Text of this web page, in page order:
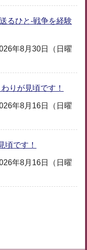
るひと-戦争を経験
年8月30日（日曜
りが見頃です！
年8月16日（日曜
頃です！
年8月16日（日曜